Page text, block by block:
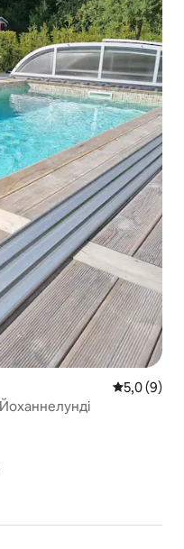
Середня
5,0 (9)